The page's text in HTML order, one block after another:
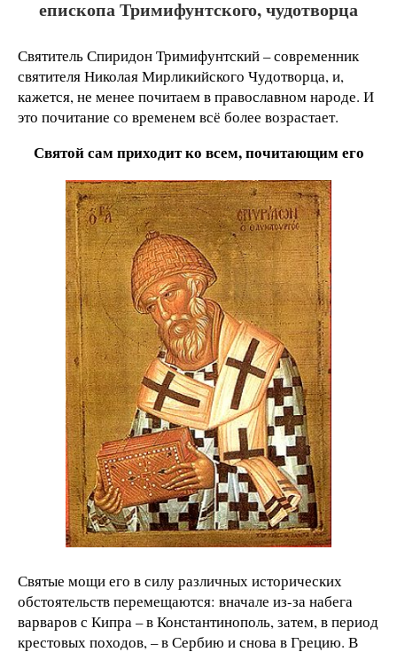
епископа Тримифунтского, чудотворца
Святитель Спиридон Тримифунтский – современник
святителя Николая Мирликийского Чудотворца, и,
кажется, не менее почитаем в православном народе. И
это почитание со временем всё более возрастает.
Святой сам приходит ко всем, почитающим его
Святые мощи его в силу различных исторических
обстоятельств перемещаются: вначале из-за набега
варваров с Кипра – в Константинополь, затем, в период
крестовых походов, – в Сербию и снова в Грецию. В